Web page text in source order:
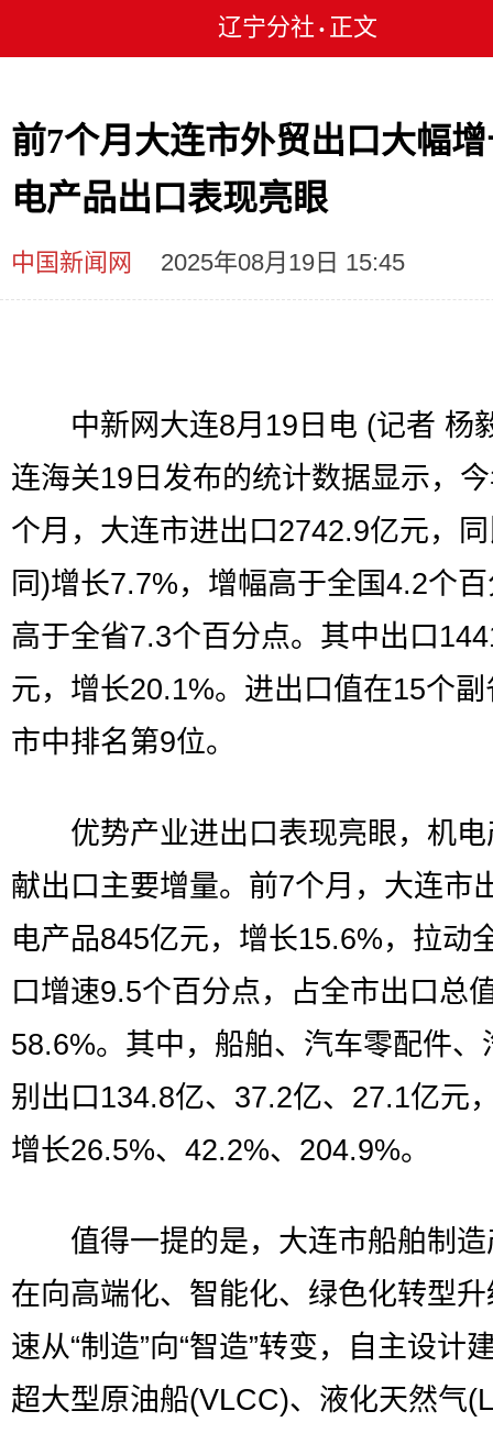
辽宁分社 • 正文
前7个月大连市外贸出口大幅
电产品出口表现亮眼
中国新闻网 2025年08月19日 15:45
中新网大连8月19日电 (记者 杨
连海关19日发布的统计数据显示，
个月，大连市进出口2742.9亿元，
同)增长7.7%，增幅高于全国4.2个
高于全省7.3个百分点。其中出口
元，增长20.1%。进出口值在15个
市中排名第9位。
优势产业进出口表现亮眼，机电
献出口主要增量。前7个月，大连市
电产品845亿元，增长15.6%，拉动
口增速9.5个百分点，占全市出口总
58.6%。其中，船舶、汽车零配件、
别出口134.8亿、37.2亿、27.1亿元
增长26.5%、42.2%、204.9%。
值得一提的是，大连市船舶制造
在向高端化、智能化、绿色化转型
速从“制造”向“智造”转变，自主设计
超大型原油船(VLCC)、液化天然气